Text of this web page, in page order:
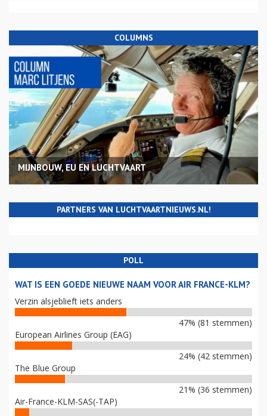
COLUMNS
MIJNBOUW, EU EN LUCHTVAART
PARTNERS VAN LUCHTVAARTNIEUWS.NL!
POLL
WAT IS EEN GOEDE NIEUWE NAAM VOOR AIR FRANCE-KLM?
Verzin alsjeblieft iets anders
47% (81 stemmen)
European Airlines Group (EAG)
24% (42 stemmen)
The Blue Group
21% (36 stemmen)
Air-France-KLM-SAS(-TAP)